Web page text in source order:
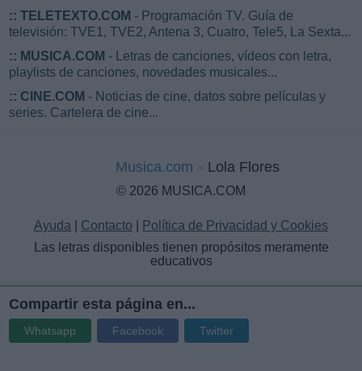
:: TELETEXTO.COM - Programación TV. Guía de
televisión: TVE1, TVE2, Antena 3, Cuatro, Tele5, La Sexta...
:: MUSICA.COM - Letras de canciones, vídeos con letra,
playlists de canciones, novedades musicales...
:: CINE.COM - Noticias de cine, datos sobre películas y
series. Cartelera de cine...
Musica.com Lola Flores
© 2026 MUSICA.COM
Ayuda Contacto
Política de Privacidad y Cookies
Las letras disponibles tienen propósitos meramente
educativos
Compartir esta página en...
Whatsapp Facebook Twitter